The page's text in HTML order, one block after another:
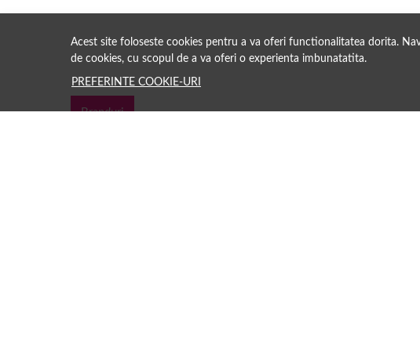
Acest site foloseste cookies pentru a va oferi functionalitatea dorita.
de cookies, cu scopul de a va oferi o experienta imbunatatita.
PREFERINTE COOKIE-URI
Branduri